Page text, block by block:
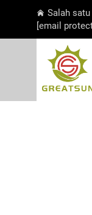
Salah satu
[email